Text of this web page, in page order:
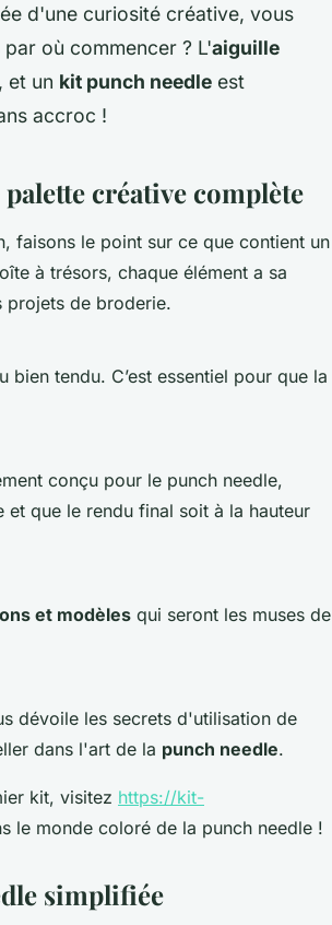
d'une curiosité créative, vous
où commencer ? L'aiguille
et un kit punch needle est
accroc !
créative complète
faisons le point sur ce que contient un
à trésors, chaque élément a sa
projets de broderie.
tendu. C’est essentiel pour que la
conçu pour le punch needle,
que le rendu final soit à la hauteur
et modèles qui seront les muses de
dévoile les secrets d'utilisation de
dans l'art de la punch needle.
kit, visitez https://kit-
le monde coloré de la punch needle !
simplifiée